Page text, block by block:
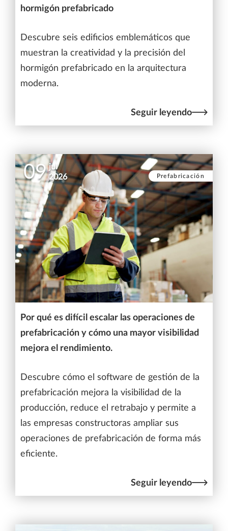
hormigón prefabricado
Descubre seis edificios emblemáticos que
muestran la creatividad y la precisión del
hormigón prefabricado en la arquitectura
moderna.
Seguir leyendo
09 jul
2026
Prefabricación
Por qué es difícil escalar las operaciones de
prefabricación y cómo una mayor visibilidad
mejora el rendimiento.
Descubre cómo el software de gestión de la
prefabricación mejora la visibilidad de la
producción, reduce el retrabajo y permite a
las empresas constructoras ampliar sus
operaciones de prefabricación de forma más
eficiente.
Seguir leyendo